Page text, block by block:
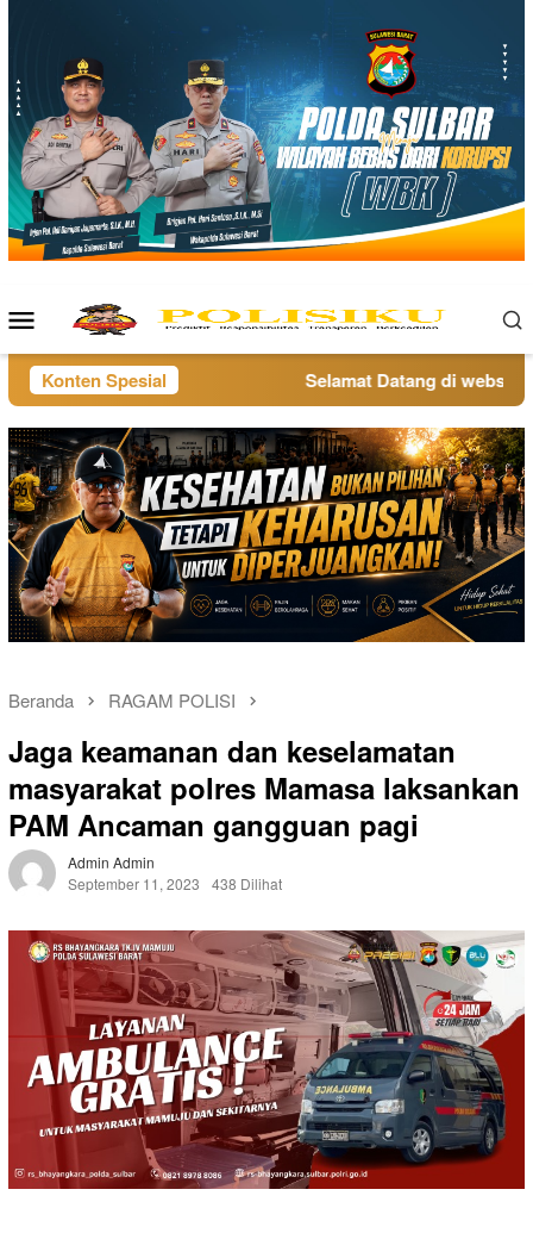
Menu
Mobile
Konten Spesial Selamat Datang di website
Beranda RAGAM POLISI
Jaga keamanan dan keselamatan
masyarakat polres Mamasa laksankan
PAM Ancaman gangguan pagi
Admin Admin
September 11, 2023
438 Dilihat